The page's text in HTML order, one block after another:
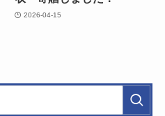
2026-04-15